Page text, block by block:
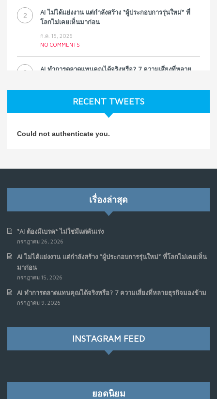
2
AI ไม่ได้แย่งงาน แต่กำลังสร้าง “ผู้ประกอบการรุ่นใหม่” ที่
โลกไม่เคยเห็นมาก่อน
ก.ค. 15, 2026
NO COMMENTS
3
AI ทำการตลาดแทนคุณได้จริงหรือ? 7 ความเสี่ยงที่หลาย
NO COMMENTS
Koe ในแบบอาจารย์บอม
รัฐอาจเป็นจุดเริ่มต้นของ “ขบวนการประท้วงดิจิทัล” ครั้งใหม่
6
7
เมื่อรัฐบาลเริ่มคิดแบบแพลตฟอร์ม : AI กำลังเปลี่ยนรัฐ
ราชการไปตลอดกาล
NO COMMENTS
เมื่อโลกออนไลน์ กลายเป็น“ศาลเตี้ย”
RECENT TWEETS
Could not authenticate you.
เรื่องล่าสุด
“AI ต้องมีเบรค“ ไม่ใช่มีแต่คันเร่ง
กรกฎาคม 26, 2026
AI ไม่ได้แย่งงาน แต่กำลังสร้าง “ผู้ประกอบการรุ่นใหม่” ที่โลกไม่เคยเห็น
มาก่อน
กรกฎาคม 15, 2026
AI ทำการตลาดแทนคุณได้จริงหรือ? 7 ความเสี่ยงที่หลายธุรกิจมองข้าม
กรกฎาคม 9, 2026
INSTAGRAM FEED
ยอดนิยม